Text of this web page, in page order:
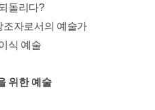
돌리다?
조자로서의 예술가
식 예술
위한 예술